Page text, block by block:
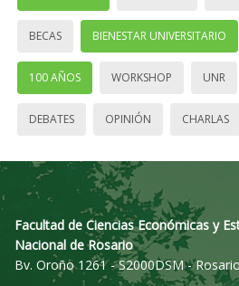
BECAS BIENESTAR UNIVERSITARIO
100 AÑOS WORKSHOP UNR
DEBATES OPINIÓN CHARLAS
Facultad de Ciencias Económicas y
Nacional de Rosario
Bv. Oroño 1261 - S2000DSM - Rosario